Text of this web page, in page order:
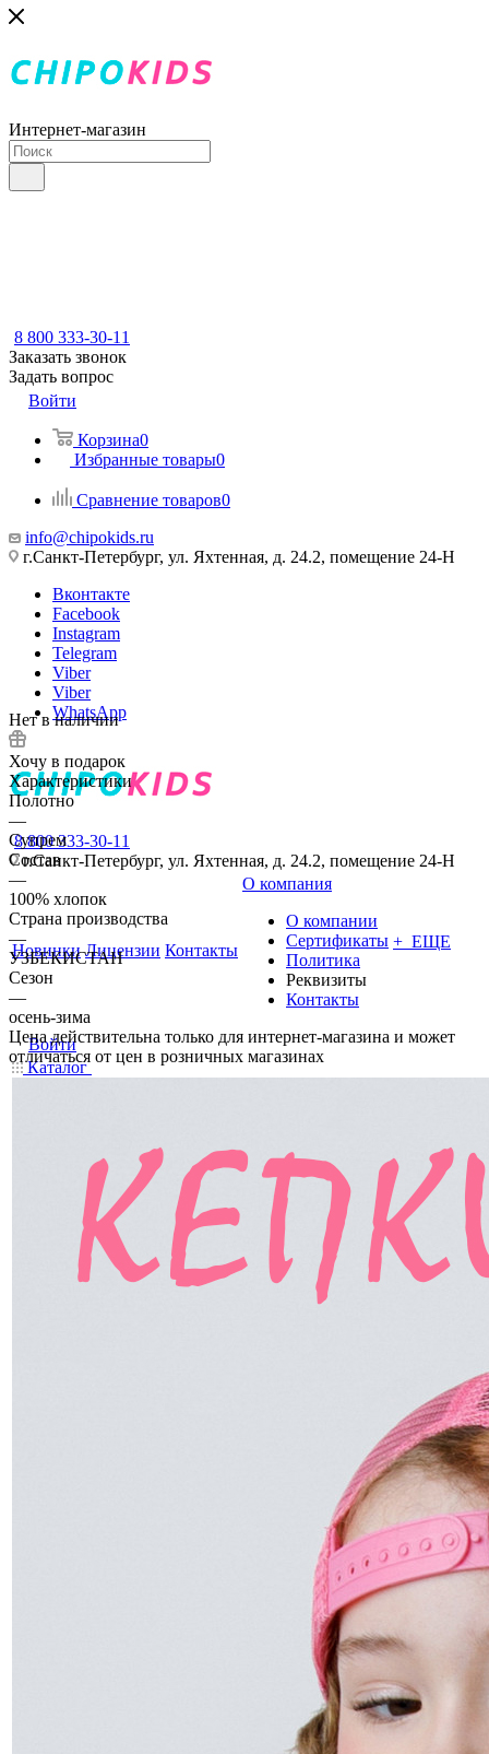
Интернет-магазин
8 800 333-30-11
Заказать звонок
Задать вопрос
Войти
Корзина0
Избранные товары0
Сравнение товаров0
info@chipokids.ru
г.Санкт-Петербург, ул. Яхтенная, д. 24.2, помещение 24-Н
Вконтакте
Facebook
Instagram
Telegram
Viber
Viber
WhatsApp
8 800 333-30-11
г.Санкт-Петербург, ул. Яхтенная, д. 24.2, помещение 24-Н
Новинки Лицензии Контакты
О компания
О компании
Сертификаты
Политика
Реквизиты
Контакты
+ ЕЩЕ
Войти
Каталог
Нет в наличии
Хочу в подарок
Характеристики
Полотно
—
Супрем
Состав
—
100% хлопок
Страна производства
—
УЗБЕКИСТАН
Сезон
—
осень-зима
Цена действительна только для интернет-магазина и может
отличаться от цен в розничных магазинах